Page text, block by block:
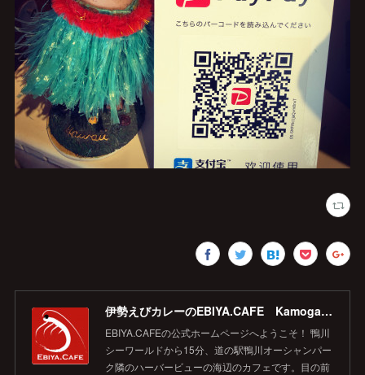
伊勢えびカレーのEBIYA.CAFE Kamogawa 【公式】
EBIYA.CAFEの公式ホームページへようこそ！ 鴨川
シーワールドから15分、道の駅鴨川オーシャンパー
ク隣のハーバービューの海辺のカフェです。目の前